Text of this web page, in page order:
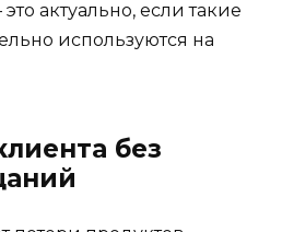
актуально, если такие
используются на
без